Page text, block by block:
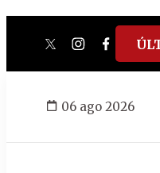
twitterinstagram
06 ago 2026